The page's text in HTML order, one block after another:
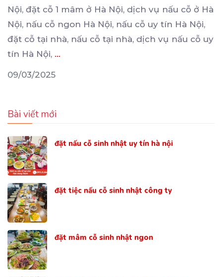
Nội, đặt cỗ 1 mâm ở Hà Nội, dịch vụ nấu cỗ ở Hà
Nội, nấu cỗ ngon Hà Nội, nấu cỗ uy tín Hà Nội,
đặt cỗ tại nhà, nấu cỗ tại nhà, dịch vụ nấu cỗ uy
tín Hà Nội, ...
09/03/2025
Bài viết mới
đặt nấu cỗ sinh nhật uy tín hà nội
đặt tiệc nấu cỗ sinh nhật công ty
đặt mâm cỗ sinh nhật ngon